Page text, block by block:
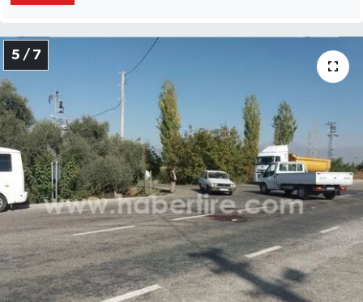
5 / 7